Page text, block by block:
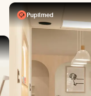
Pupilmed